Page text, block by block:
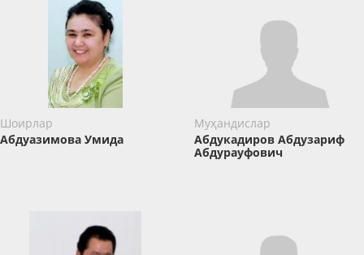
Шоирлар
Абдуазимова Умида
Муҳандислар
Абдукадиров Абдузариф
Абдурауфович